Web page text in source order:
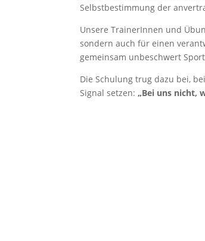
Selbstbestimmung der
Unsere TrainerInnen und
sondern auch für einen
gemeinsam unbeschwert
Die Schulung trug dazu bei,
Signal setzen:„Bei uns nicht,